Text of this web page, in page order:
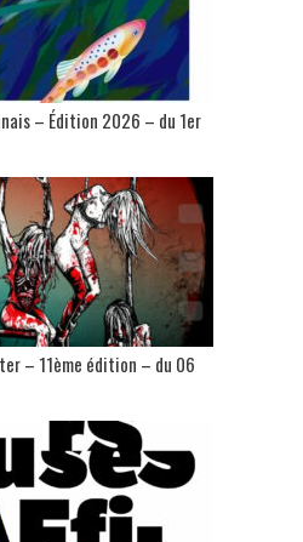
– Édition 2026 – du 1er
– 11ème édition – du 06